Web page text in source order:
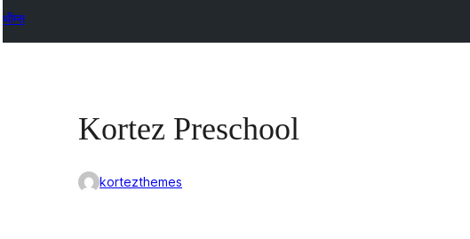
थीम्स
Kortez Preschool
kortezthemes